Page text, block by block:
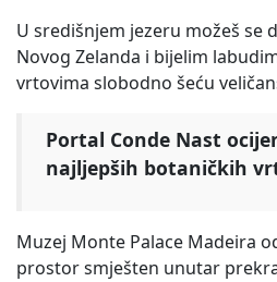
U središnjem jezeru možeš se
Novog Zelanda i bijelim
vrtovima slobodno šeću
Portal Conde Nast
najljepših botaničkih
Muzej Monte Palace Madeira
prostor smješten unutar